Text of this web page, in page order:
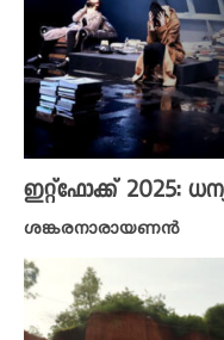
ഇറ്റ്ഫോക്ക് 2025:
ശങ്കരനാരായണൻ